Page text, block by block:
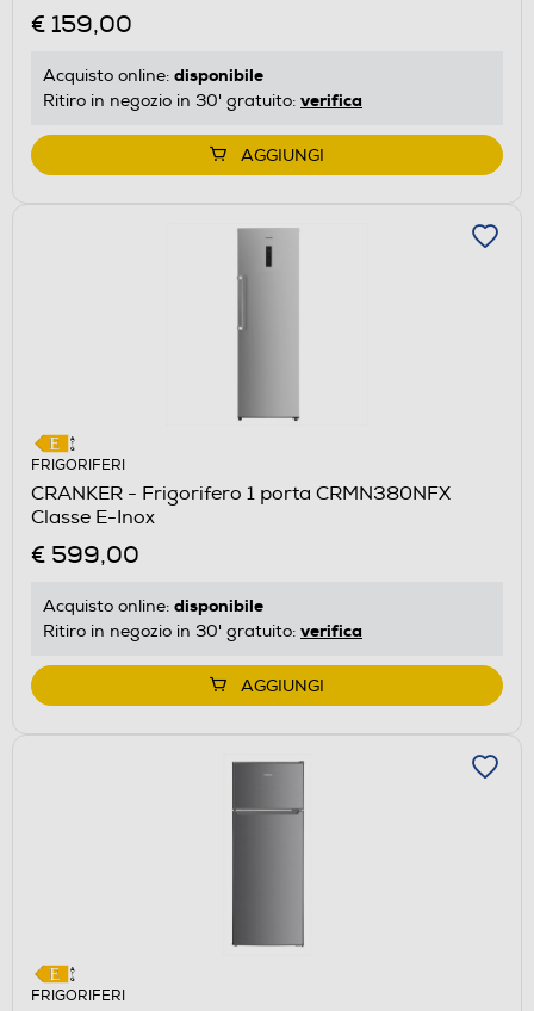
€ 159,00
Acquisto online: disponibile
Ritiro in negozio in 30' gratuito: verifica
AGGIUNGI
FRIGORIFERI
CRANKER - Frigorifero 1 porta CRMN380NFX
Classe E-Inox
€ 599,00
Acquisto online: disponibile
Ritiro in negozio in 30' gratuito: verifica
AGGIUNGI
FRIGORIFERI